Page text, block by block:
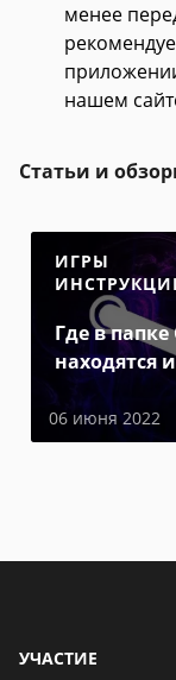
менее
нашем
Статьи и
ИГРЫ
Где в
находятся
06 июня 2022
УЧАСТИЕ